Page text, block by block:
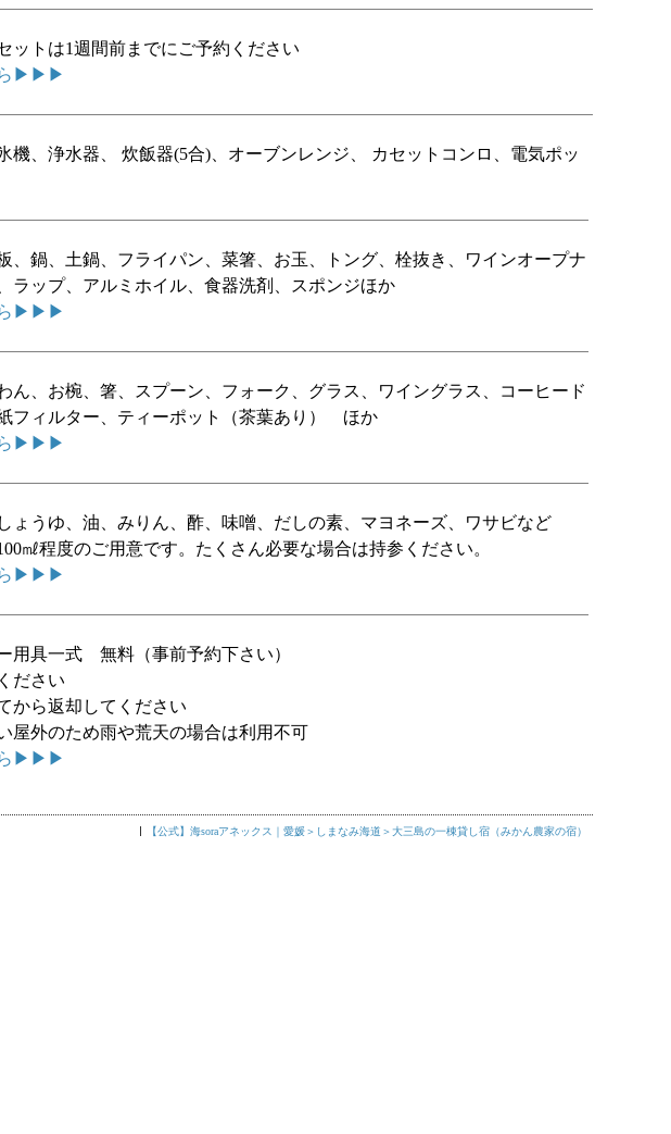
ットは1週間前までにご予約ください
ら▶▶▶
機、浄水器、 炊飯器(5合)、オーブンレンジ、 カセットコンロ、電気ポッ
、鍋、土鍋、フライパン、菜箸、お玉、トング、栓抜き、ワインオープナ
ラップ、アルミホイル、食器洗剤、スポンジほか
ら▶▶▶
ん、お椀、箸、スプーン、フォーク、グラス、ワイングラス、コーヒード
フィルター、ティーポット（茶葉あり） ほか
ら▶▶▶
ょうゆ、油、みりん、酢、味噌、だしの素、マヨネーズ、ワサビなど
㎖程度のご用意です。たくさん必要な場合は持参ください。
ら▶▶▶
用具一式 無料（事前予約下さい）
ださい
から返却してください
屋外のため雨や荒天の場合は利用不可
ら▶▶▶
【公式】海soraアネックス｜愛媛＞しまなみ海道＞大三島の一棟貸し宿（みかん農家の宿）